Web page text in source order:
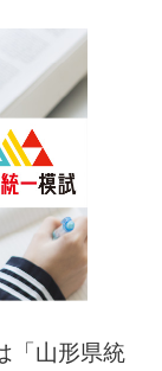
「山形県統